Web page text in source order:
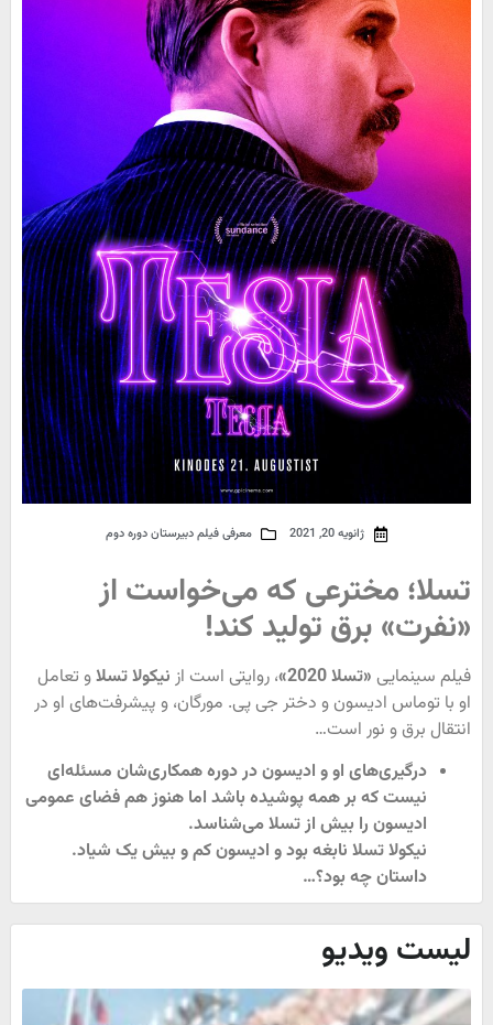
ژانویه 20, 2021 معرفی فیلم دبیرستان دوره دوم
تسلا؛ مخترعی که می‌‎خواست از
«نفرت» برق تولید کند!
فیلم سینمایی «تسلا 2020» ، روایتی است از نیکولا تسلاو تعامل
او با توماس ادیسون و دختر جی پی. مورگان، و پیشرفت‌های او در
انتقال برق و نور است…
درگیری‌های او و ادیسون در دوره همکاری‌شان مسئله‌ای
نیست که بر همه پوشیده باشد اما هنوز هم فضای عمومی
ادیسون را بیش از تسلا می‌شناسد.
نیکولا تسلا نابغه بود و ادیسون کم و بیش یک شیاد.
داستان چه بود؟…
لیست ویدیو